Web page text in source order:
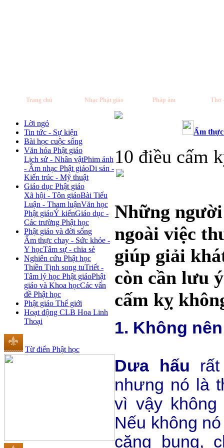
Trang chủ Nhạc Phật giáo Pháp âm Thơ
Lời ngỏ
Tin tức - Sự kiện
Bài học cuộc sống
Văn hóa Phật giáo
Lịch sử - Nhân vậtPhim ảnh
- Âm nhạc Phật giáoDi sản -
Kiến trúc - Mỹ thuật
Giáo dục Phật giáo
Xã hội - Tôn giáoBài Tiểu
Luận - Tham luậnVăn học
Phật giáoÝ kiếnGiáo dục -
Các trường Phật học
Phật giáo và đời sống
Ẩm thực chay - Sức khỏe -
Y họcTâm sự - chia sẻ
Nghiên cứu Phật học
Thiền Tịnh song tuTriết -
Tâm lý học Phật giáoPhật
giáo và Khoa họcCác vấn
đề Phật học
Phật giáo Thế giới
Hoạt động CLB Hoa Linh
Thoại
Từ điển Phật học
Ẩm thực
10 điều cấm
Những
ngoài việc
giúp giải
còn cần lưu
cấm kỵ
1. Không
Dưa hấu
nhưng nó là
vì vậy không
Nếu không
căng bụng,